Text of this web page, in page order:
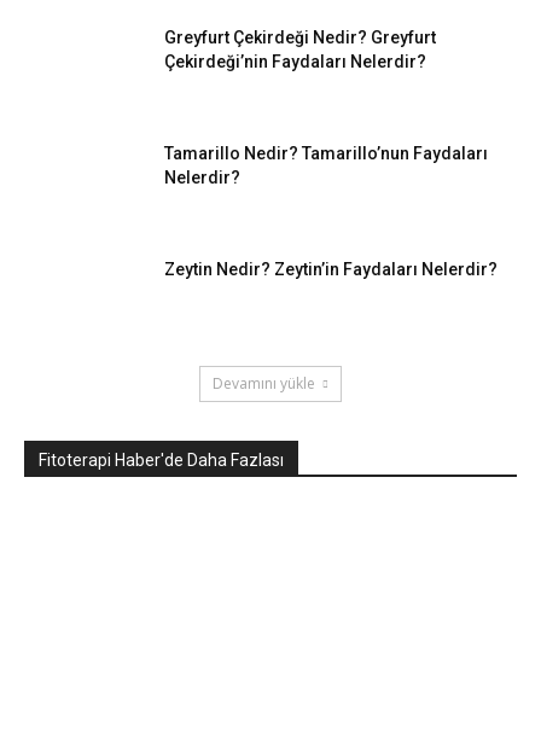
Greyfurt Çekirdeği Nedir? Greyfurt
Çekirdeği’nin Faydaları Nelerdir?
Tamarillo Nedir? Tamarillo’nun Faydaları
Nelerdir?
Zeytin Nedir? Zeytin’in Faydaları Nelerdir?
Devamını yükle
Fitoterapi Haber'de Daha Fazlası